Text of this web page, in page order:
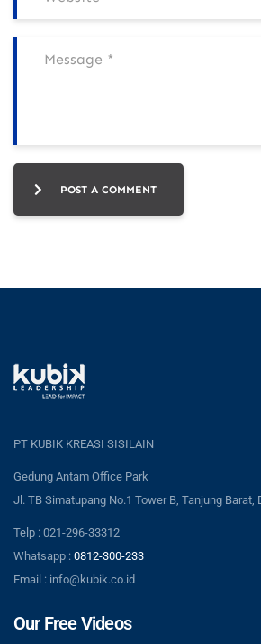
POST A COMMENT
PT KUBIK KREASI SISILAIN
Gedung Antam Office Park
Jl. TB Simatupang No.1 Tower B, Tanjung Barat,
Telp : 021-296-33312
Whatsapp : 0812-300-233
Email : info@kubik.co.id
Our Free Videos